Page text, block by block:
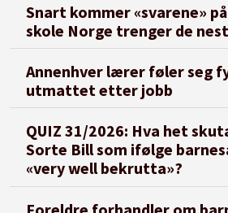
Snart kommer «svarene»
skole Norge trenger de
Annenhver lærer føler seg
utmattet etter jobb
QUIZ 31/2026: Hva het
Sorte Bill som ifølge
«very well bekrutta»?